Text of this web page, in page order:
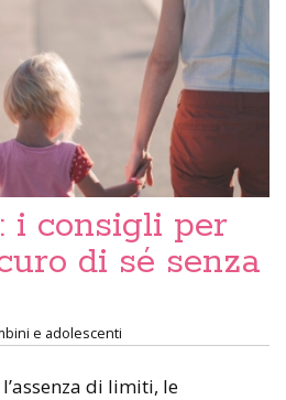
i consigli per
di sé senza
e adolescenti
di limiti, le